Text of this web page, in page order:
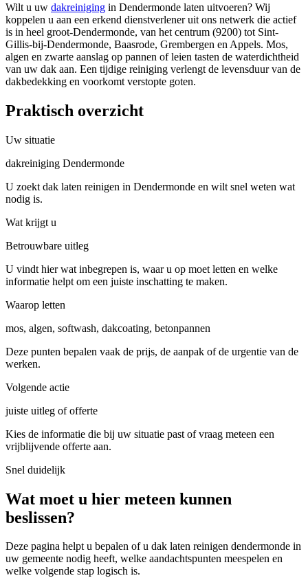
Wilt u uw dakreiniging in Dendermonde laten uitvoeren? Wij
koppelen u aan een erkend dienstverlener uit ons netwerk die actief
is in heel groot-Dendermonde, van het centrum (9200) tot Sint-
Gillis-bij-Dendermonde, Baasrode, Grembergen en Appels. Mos,
algen en zwarte aanslag op pannen of leien tasten de waterdichtheid
van uw dak aan. Een tijdige reiniging verlengt de levensduur van de
dakbedekking en voorkomt verstopte goten.
Praktisch overzicht
Uw situatie
dakreiniging Dendermonde
U zoekt dak laten reinigen in Dendermonde en wilt snel weten wat
nodig is.
Wat krijgt u
Betrouwbare uitleg
U vindt hier wat inbegrepen is, waar u op moet letten en welke
informatie helpt om een juiste inschatting te maken.
Waarop letten
mos, algen, softwash, dakcoating, betonpannen
Deze punten bepalen vaak de prijs, de aanpak of de urgentie van de
werken.
Volgende actie
juiste uitleg of offerte
Kies de informatie die bij uw situatie past of vraag meteen een
vrijblijvende offerte aan.
Snel duidelijk
Wat moet u hier meteen kunnen
beslissen?
Deze pagina helpt u bepalen of u dak laten reinigen dendermonde in
uw gemeente nodig heeft, welke aandachtspunten meespelen en
welke volgende stap logisch is.